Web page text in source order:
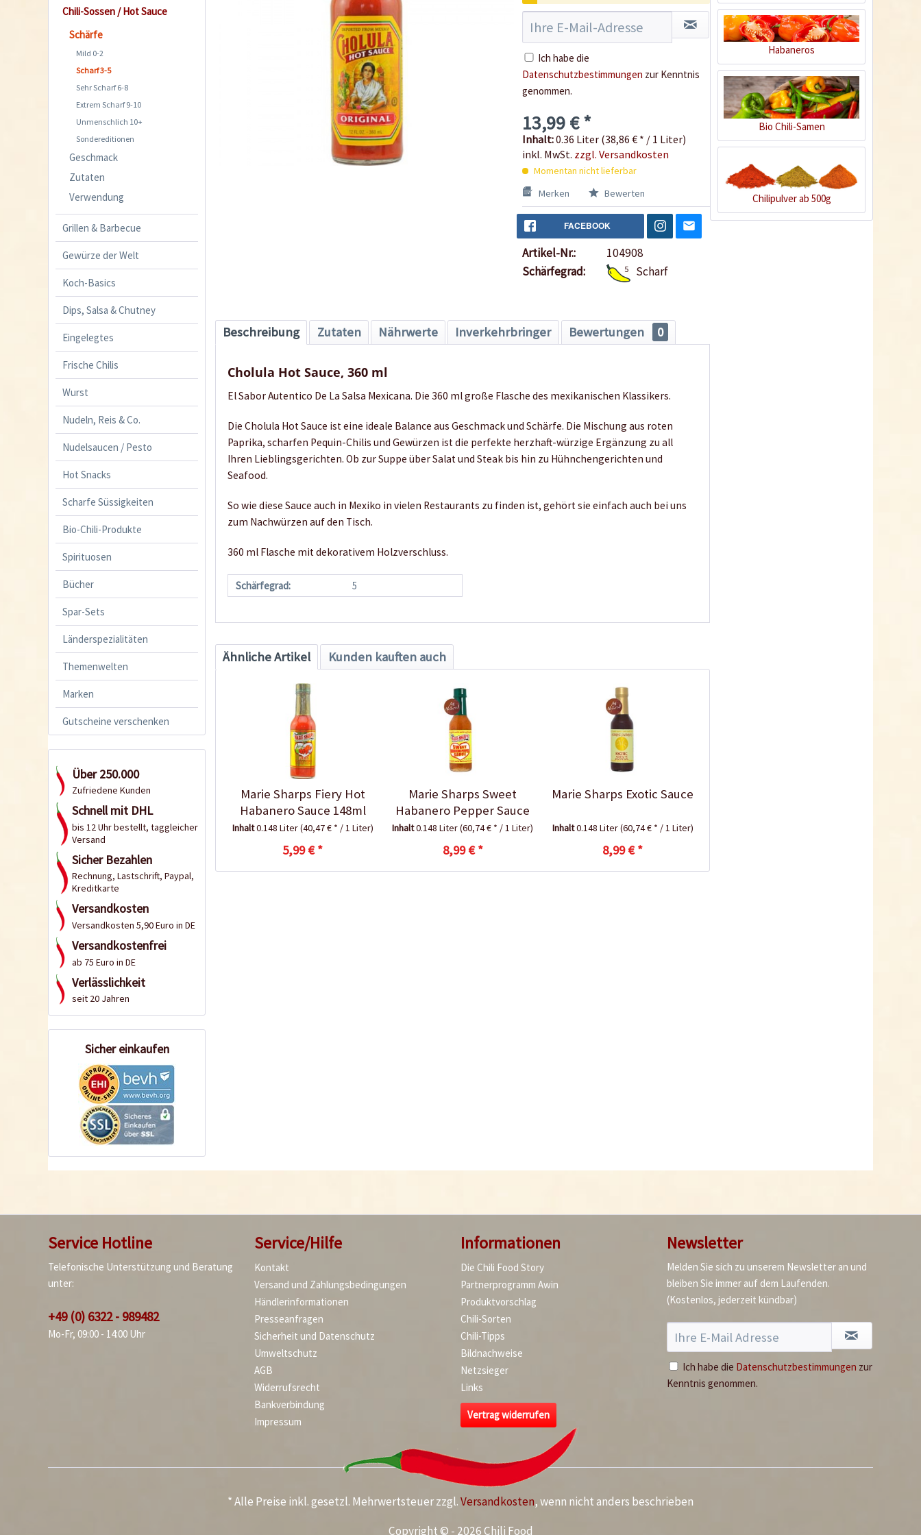
Chili-Sossen / Hot Sauce
Schärfe
Mild 0-2
Scharf 3-5
Sehr Scharf 6-8
Extrem Scharf 9-10
Unmenschlich 10+
Sondereditionen
Geschmack
Zutaten
Verwendung
Grillen & Barbecue
Gewürze der Welt
Koch-Basics
Dips, Salsa & Chutney
Eingelegtes
Frische Chilis
Wurst
Nudeln, Reis & Co.
Nudelsaucen / Pesto
Hot Snacks
Scharfe Süssigkeiten
Bio-Chili-Produkte
Spirituosen
Bücher
Spar-Sets
Länderspezialitäten
Themenwelten
Marken
Gutscheine verschenken
Über 250.000
Zufriedene Kunden
Schnell mit DHL
bis 12 Uhr bestellt, taggleicher
Versand
Sicher Bezahlen
Rechnung, Lastschrift, Paypal,
Kreditkarte
Versandkosten
Versandkosten 5,90 Euro in DE
Versandkostenfrei
ab 75 Euro in DE
Verlässlichkeit
seit 20 Jahren
Sicher einkaufen
Ich habe die
Datenschutzbestimmungen zur Kenntnis
genommen.
13,99 € *
Inhalt:0.36 Liter (38,86 € * / 1 Liter)
inkl. MwSt. zzgl. Versandkosten
Momentan nicht lieferbar
Merken
Bewerten
FACEBOOK
Artikel-Nr.:
104908
Schärfegrad:
5 Scharf
Beschreibung Zutaten Nährwerte Inverkehrbringer Bewertungen 0
Cholula Hot Sauce, 360 ml
El Sabor Autentico De La Salsa Mexicana. Die 360 ml große Flasche des mexikanischen Klassikers.
Die Cholula Hot Sauce ist eine ideale Balance aus Geschmack und Schärfe. Die Mischung aus roten
Paprika, scharfen Pequin-Chilis und Gewürzen ist die perfekte herzhaft-würzige Ergänzung zu all
Ihren Lieblingsgerichten. Ob zur Suppe über Salat und Steak bis hin zu Hühnchengerichten und
Seafood.
So wie diese Sauce auch in Mexiko in vielen Restaurants zu finden ist, gehört sie einfach auch bei uns
zum Nachwürzen auf den Tisch.
360 ml Flasche mit dekorativem Holzverschluss.
Schärfegrad: 5
Ähnliche Artikel Kunden kauften auch
Marie Sharps Fiery Hot
Habanero Sauce 148ml
Inhalt0.148 Liter(40,47 € * / 1 Liter)
5,99 € *
Marie Sharps Sweet
Habanero Pepper Sauce
Inhalt0.148 Liter(60,74 € * / 1 Liter)
8,99 € *
Marie Sharps Exotic Sauce
Inhalt0.148 Liter(60,74 € * / 1 Liter)
8,99 € *
Habaneros
Bio Chili-Samen
Chilipulver ab 500g
Service Hotline
Telefonische Unterstützung und Beratung
unter:
+49 (0) 6322 - 989482
Mo-Fr, 09:00 - 14:00 Uhr
Service/Hilfe
Kontakt
Versand und Zahlungsbedingungen
Händlerinformationen
Presseanfragen
Sicherheit und Datenschutz
Umweltschutz
AGB
Widerrufsrecht
Bankverbindung
Impressum
Informationen
Die Chili Food Story
Partnerprogramm Awin
Produktvorschlag
Chili-Sorten
Chili-Tipps
Bildnachweise
Netzsieger
Links
Vertrag widerrufen
Newsletter
Melden Sie sich zu unserem Newsletter an und
bleiben Sie immer auf dem Laufenden.
(Kostenlos, jederzeit kündbar)
Ich habe die Datenschutzbestimmungen zur
Kenntnis genommen.
* Alle Preise inkl. gesetzl. Mehrwertsteuer zzgl.Versandkosten, wenn nicht anders beschrieben
Copyright © - 2026 Chili Food